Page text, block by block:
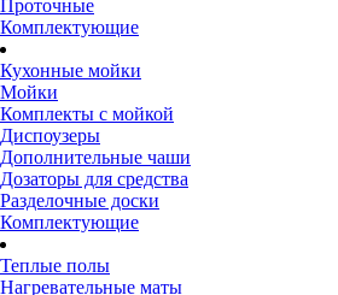
Проточные
Комплектующие
Кухонные мойки
Мойки
Комплекты с мойкой
Диспоузеры
Дополнительные чаши
Дозаторы для средства
Разделочные доски
Комплектующие
Теплые полы
Нагревательные маты